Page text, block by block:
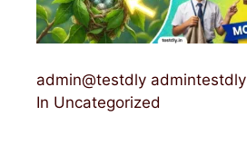
admin@testdly admintestdly
In Uncategorized